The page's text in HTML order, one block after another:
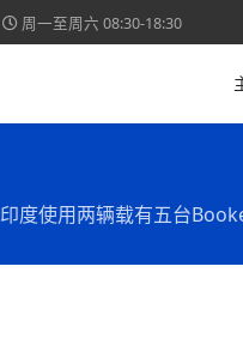
周一至周六 08:30-18:30
印度使用两辆载有五台